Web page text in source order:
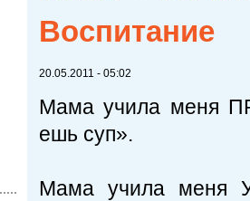
Воспитание
20.05.2011 - 05:02
Мама учила меня
ешь суп».
Мама учила меня